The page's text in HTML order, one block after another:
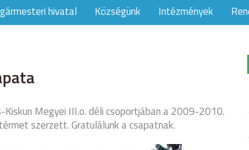
hivatal Községünk Intézmények
Megyei III.o. déli csoportjában a 2009-2010.
szerzett. Gratulálunk a csapatnak.